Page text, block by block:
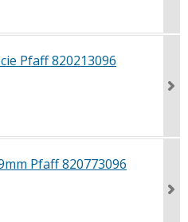
Pfaff 820213096
Pfaff 820773096